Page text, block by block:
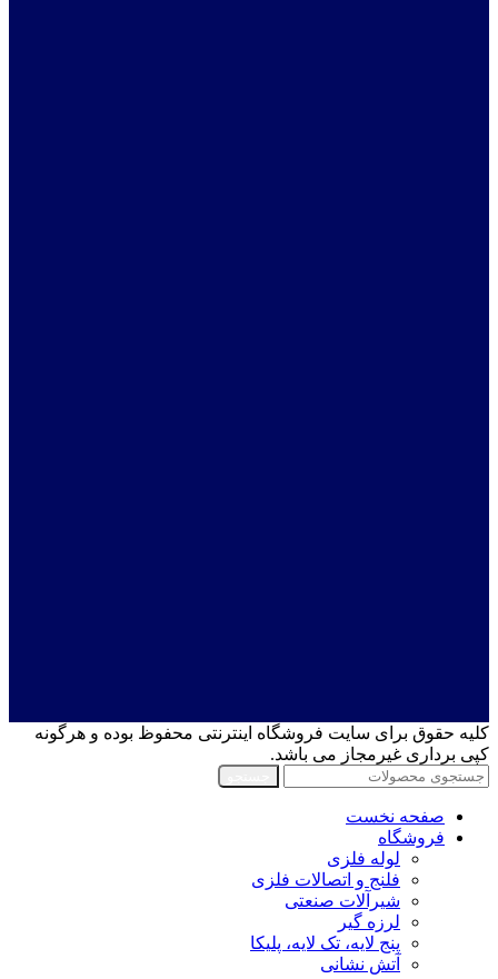
کلیه حقوق برای سایت فروشگاه اینترنتی محفوظ بوده و هرگونه
کپی برداری غیرمجاز می باشد.
صفحه نخست
فروشگاه
لوله فلزی
فلنج و اتصالات فلزی
شیرآلات صنعتی
لرزه گیر
پنج لایه، تک لایه، پلیکا
آتش نشانی